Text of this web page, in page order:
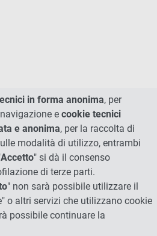
in forma anonima, per
e cookie tecnici
e anonima, per la raccolta di
modalità di utilizzo, entrambi
Accetto" si dà il consenso
di terze parti.
" non sarà possibile utilizzare il
o altri servizi che utilizzano cookie
possibile continuare la